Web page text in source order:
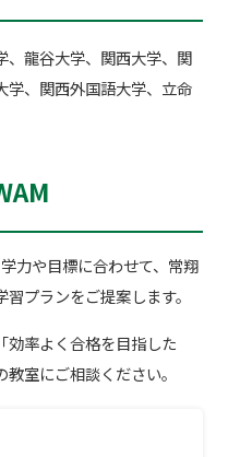
、龍谷大学、関西大学、関
学、関西外国語大学、立命
力や目標に合わせて、常翔
プランをご提案します。
効率よく合格を目指した
室にご相談ください。